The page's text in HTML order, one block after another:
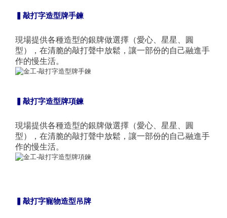
▍敲打字造型牌手鍊
現場提供各種造型的銀牌做選擇（愛心、星星、圓
型），在清脆的敲打聲中放鬆，讓一部份的自己融進手
作的慢生活。
▍敲打字造型牌項鍊
現場提供各種造型的銀牌做選擇（愛心、星星、圓
型），在清脆的敲打聲中放鬆，讓一部份的自己融進手
作的慢生活。
▍敲打字寵物造型吊牌